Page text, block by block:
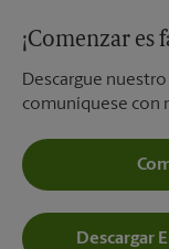
¡Comenzar es
Descargue
comuníquese con
Descargar